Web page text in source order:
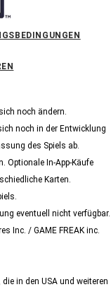
noch ändern.
noch in der Entwicklung
des Spiels ab.
Optionale In-App-Käufe
Karten.
eventuell nicht verfügbar.
Inc. / GAME FREAK inc.
in den USA und weiteren